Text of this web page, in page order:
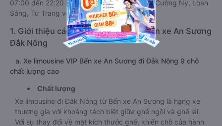
07:00 đến 22:20 bởi 17 nhà xe: Nguyên Dịu, Cường Ny, Loan
Sáng, Tư Trang vận hành.
1. Giới thiệu các dòng xe limousine Bến xe An Sương
Đắk Nông
a. Xe limousine VIP Bến xe An Sương đi Đắk Nông 9 chỗ
chất lượng cao
Chất lượng
Xe limousine đi Đắk Nông từ Bến xe An Sương là hạng xe
thương gia với khoảng tách biệt giữa ghế ngồi và ghế lái.
Với sự thay đổi về mặt kích thước ghế, khiến chỗ của hành